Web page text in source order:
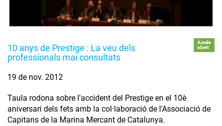
10 anys de Prestige : La veu dels
professionals mai consultats
Accés
obert
19 de nov. 2012
Taula rodona sobre l'accident del Prestige en el 10è
aniversari dels fets amb la col·laboració de l'Associació de
Capitans de la Marina Mercant de Catalunya.